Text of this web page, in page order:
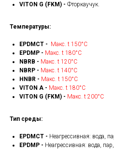
VITON G (FKM) - Фторкаучук.
Температуры:
EPDMCT - Макс. t 150°С
EPDMP - Макс. t 180°С
NBRB - Макс. t 120°С
NBRP - Макс. t 140°С
HNBR - Макс. t 150°С
VITON A - Макс. t 180°С
VITON G (FKM) - Макс. t 200°С
Тип среды:
EPDMCT - Неагрессивная: вода,
EPDMP - Неагрессивная: вода,